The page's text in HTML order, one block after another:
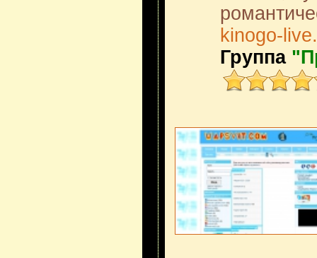
kinogo-
Группа